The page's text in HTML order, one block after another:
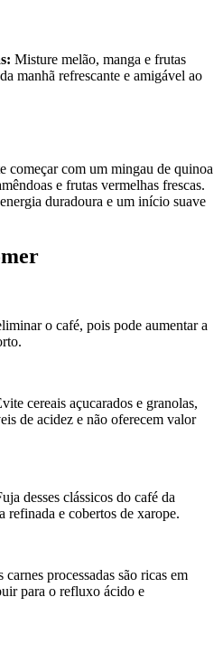
Misture melão, manga e frutas
manhã refrescante e amigável ao
começar com um mingau de quinoa
e frutas vermelhas frescas.
duradoura e um início suave
o café, pois pode aumentar a
cereais açucarados e granolas,
de acidez e não oferecem valor
desses clássicos do café da
refinada e cobertos de xarope.
carnes processadas são ricas em
para o refluxo ácido e